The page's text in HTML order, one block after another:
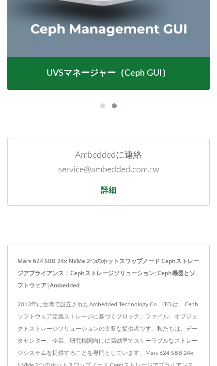
UVSマネージャー（Ceph GUI）
Ambeddedに連絡
service@ambedded.com.tw
詳細
Mars 624 SBB 24x NVMe 2つのホットスワップノード Cephストレー
ジアプライアンス | Cephストレージソリューション; Ceph機器とソ
フトウェア|Ambedded
2013年に台湾で設立されたAmbedded Technology Co., LTD.は、Ceph
ソフトウェア定義ストレージに基づくブロック、ファイル、オブジェ
クトストレージソリューションの主要な提供者です。私たちは、デー
タセンター、企業、研究機関向けに高効率でスケーラブルなストレー
ジシステムを提供することを専門としています。Mars 624 SBB 24x